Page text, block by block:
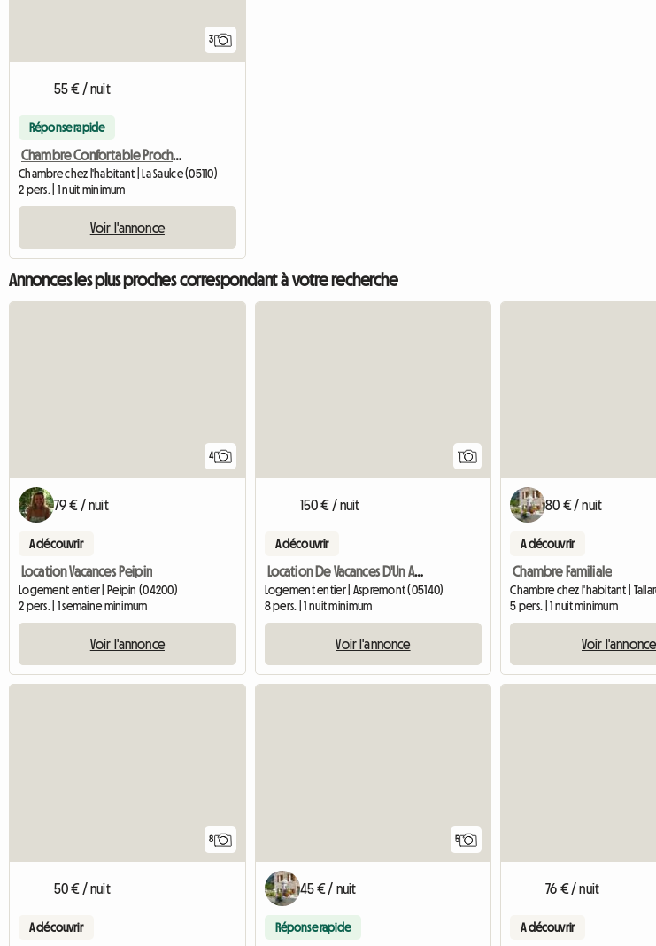
3
55 € / nuit
Réponse rapide
Chambre Confortable Proche Aérodrome Gap
Chambre chez l'habitant | La Saulce (05110)
2 pers. | 1 nuit minimum
Voir l'annonce
Annonces les plus proches correspondant à votre recherche
4
79 € / nuit
A découvrir
Location Vacances Peipin
Logement entier | Peipin (04200)
2 pers. | 1 semaine minimum
Voir l'annonce
150 € / nuit
A découvrir
Location De Vacances D'Un Appartement - La Bastide D'Aspremo
Logement entier | Aspremont (05140)
8 pers. | 1 nuit minimum
Voir l'annonce
80 € / nuit
A découvrir
Chambre Familiale
Chambre chez l'habitant |
5 pers. | 1 nuit minimum
Voir l'annonce
8
50 € / nuit
A découvrir
5
45 € / nuit
Réponse rapide
76 € / nuit
A découvrir